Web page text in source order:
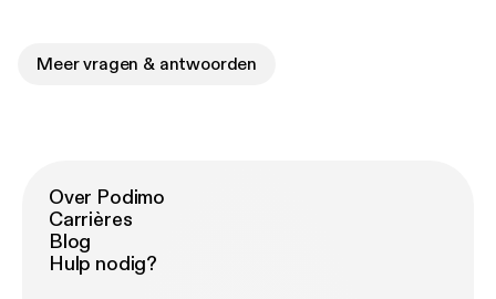
Meer vragen & antwoorden
Over Podimo
Carrières
Blog
Hulp nodig?